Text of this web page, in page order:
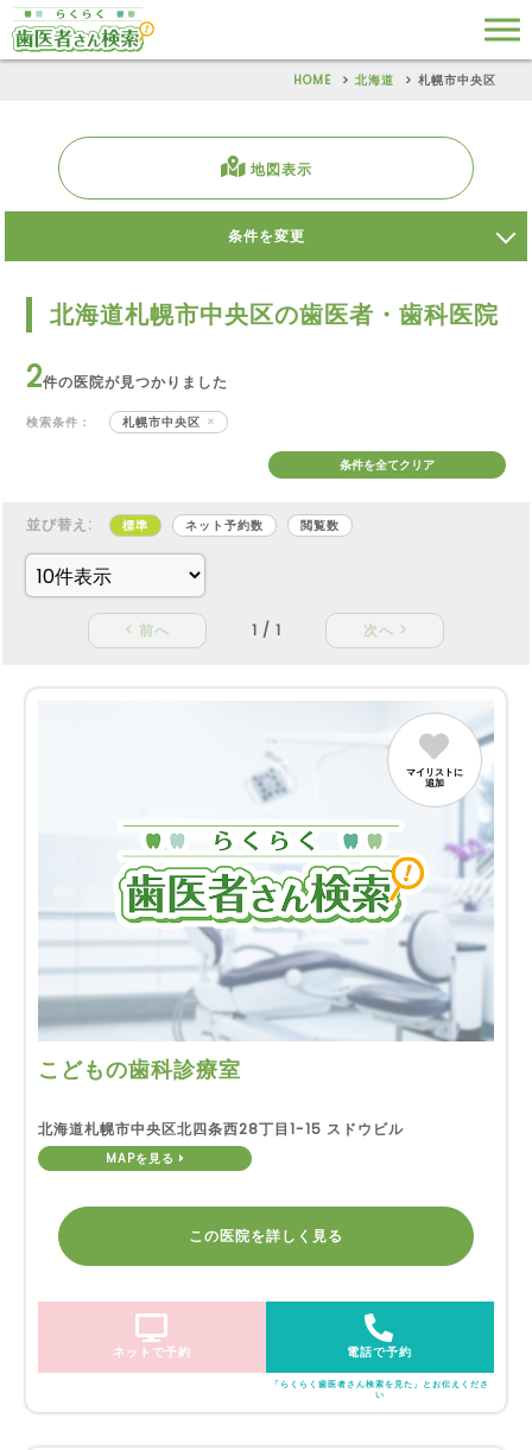
HOME 北海道 札幌市中央区
地図表示
条件を変更
北海道札幌市中央区の歯医者・歯科医院
2件の医院が見つかりました
検索条件： 札幌市中央区
条件を全てクリア
並び替え: 標準 ネット予約数 閲覧数
< 前へ 1 / 1 次へ >
こどもの歯科診療室
マイリストに
追加
北海道札幌市中央区北四条西28丁目1-15 スドウビル
MAPを見る
この医院を詳しく見る
ネットで予約 電話で予約
「らくらく歯医者さん検索を見た」とお伝えくださ
い